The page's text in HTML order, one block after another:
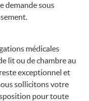
demande sous
médicales
lit ou de chambre au
exceptionnel et
sollicitons votre
pour toute